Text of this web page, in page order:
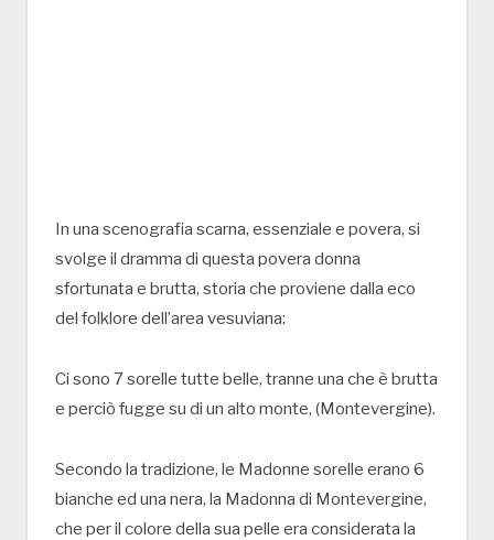
In una scenografia scarna, essenziale e povera, si
svolge il dramma di questa povera donna
sfortunata e brutta, storia che proviene dalla eco
del folklore dell’area vesuviana:
Ci sono 7 sorelle tutte belle, tranne una che è brutta
e perciò fugge su di un alto monte, (Montevergine).
Secondo la tradizione, le Madonne sorelle erano 6
bianche ed una nera, la Madonna di Montevergine,
che per il colore della sua pelle era considerata la